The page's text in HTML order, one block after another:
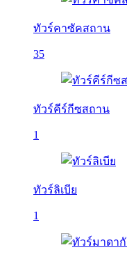
ทัวร์คาซัคสถาน
35
ทัวร์คีร์กีซสถาน
1
ทัวร์ลิเบีย
1